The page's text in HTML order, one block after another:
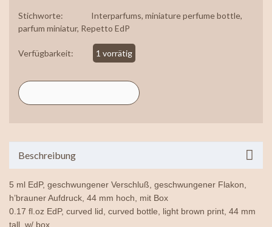
Stichworte: Interparfums, miniature perfume bottle,
parfum miniatur, Repetto EdP
Verfügbarkeit: 1 vorrätig
Beschreibung
5 ml EdP, geschwungener Verschluß, geschwungener Flakon,
h’brauner Aufdruck, 44 mm hoch, mit Box
0.17 fl.oz EdP, curved lid, curved bottle, light brown print, 44 mm
tall, w/ box